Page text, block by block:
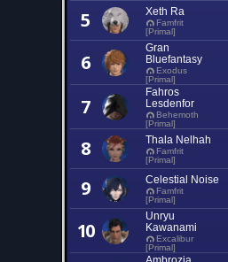
5 Xeth Ra
Famfrit
[Primal]
6
Gran
Bluefantasy
Exodus
[Primal]
7
Fahros
Lesdenfor
Behemoth
[Primal]
8 Thala Nelhah
Famfrit
[Primal]
9 Celestial Noise
Famfrit
[Primal]
10
Unryu
Kawanami
Excalibur
[Primal]